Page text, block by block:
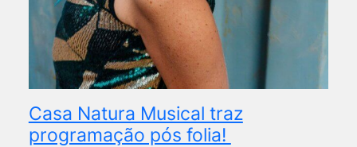
Casa Natura Musical traz
programação pós folia!